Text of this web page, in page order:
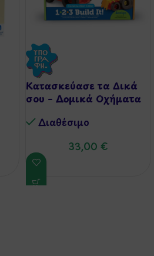
Κατασκεύασε τα Δικά
σου – Δομικά Οχήματα
Διαθέσιμo
33,00 €